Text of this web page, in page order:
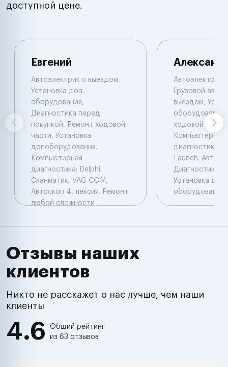
доступной цене.
Евгений
Автоэлектрик с выездом,
Установка доп.
оборудования,
Диагностика перед
покупкой, Ремонт ходовой
части, Установка
допоборудования.
Компьютерная
диагностика: Delphi,
Сканматик, VAG COM,
Автоскоп 4, лексия. Ремонт
любой сложности
Автоэлектрик
Грузовой
выездом,
ходовой части.
Компьютерная
диагностика:
Launch.
Диагностика.
Установка доп
оборудования.
Отзывы наших
клиентов
Никто не расскажет о нас лучше, чем наши
клиенты
4.6
Общий рейтинг
из 63 отзывов